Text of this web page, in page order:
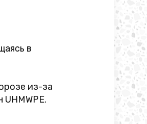
в
из-за